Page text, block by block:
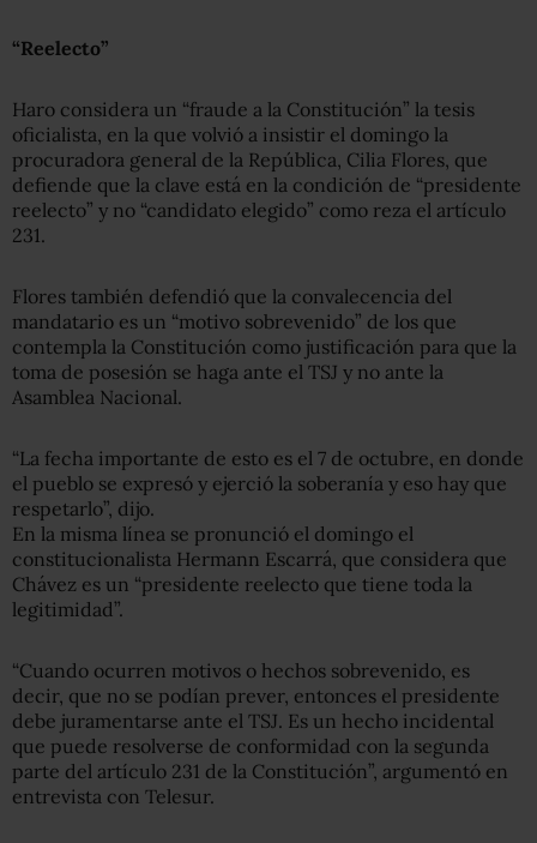
“Reelecto”
Haro considera un “fraude a la Constitución” la tesis
oficialista, en la que volvió a insistir el domingo la
procuradora general de la República, Cilia Flores, que
defiende que la clave está en la condición de “presidente
reelecto” y no “candidato elegido” como reza el artículo
231.
Flores también defendió que la convalecencia del
mandatario es un “motivo sobrevenido” de los que
contempla la Constitución como justificación para que la
toma de posesión se haga ante el TSJ y no ante la
Asamblea Nacional.
“La fecha importante de esto es el 7 de octubre, en donde
el pueblo se expresó y ejerció la soberanía y eso hay que
respetarlo”, dijo.
En la misma línea se pronunció el domingo el
constitucionalista Hermann Escarrá, que considera que
Chávez es un “presidente reelecto que tiene toda la
legitimidad”.
“Cuando ocurren motivos o hechos sobrevenido, es
decir, que no se podían prever, entonces el presidente
debe juramentarse ante el TSJ. Es un hecho incidental
que puede resolverse de conformidad con la segunda
parte del artículo 231 de la Constitución”, argumentó en
entrevista con Telesur.